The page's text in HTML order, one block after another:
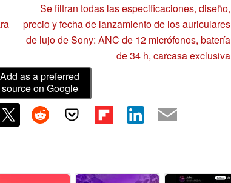
Se filtran todas las especificaciones, diseño,
precio y fecha de lanzamiento de los auriculares
de lujo de Sony: ANC de 12 micrófonos, batería
de 34 h, carcasa exclusiva
Add as a preferred
source on Google